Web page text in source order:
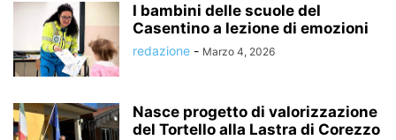
I bambini delle scuole del
Casentino a lezione di emozioni
redazione - Marzo 4, 2026
Nasce progetto di valorizzazione
del Tortello alla Lastra di Corezzo